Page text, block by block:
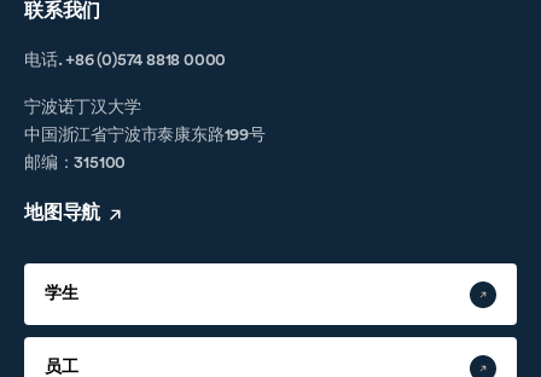
联系我们
电话. +86 (0)574 8818 0000
宁波诺丁汉大学
中国浙江省宁波市泰康东路199号
邮编：315100
地图导航
学生
员工